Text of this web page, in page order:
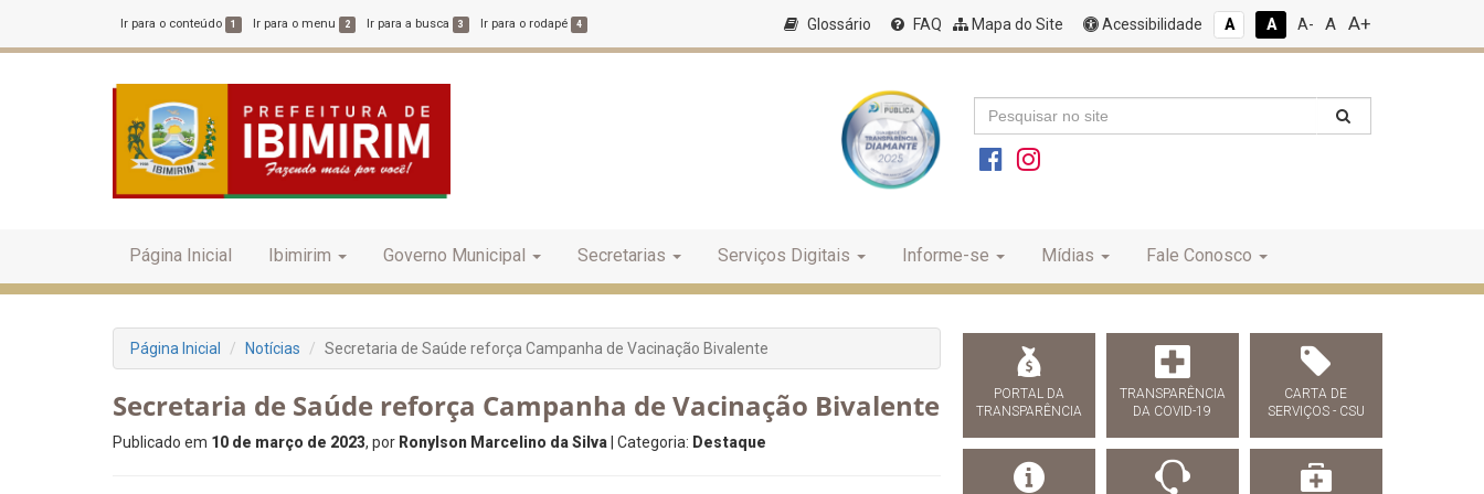
Ir para o conteúdo 1 Ir para o menu 2 Ir para a busca 3 Ir para o rodapé 4 Glossário FAQ Mapa do Site Acessibilidade A A A- A A+
Página Inicial Ibimirim Governo Municipal Secretarias Serviços Digitais Informe-se Mídias Fale Conosco
Página Inicial Notícias Secretaria de Saúde reforça Campanha de Vacinação Bivalente
Secretaria de Saúde reforça Campanha de Vacinação Bivalente
Publicado em 10 de março de 2023, por Ronylson Marcelino da Silva | Categoria: Destaque
PORTAL DA
TRANSPARÊNCIA
TRANSPARÊNCIA
DA COVID-19
CARTA DE
SERVIÇOS - CSU